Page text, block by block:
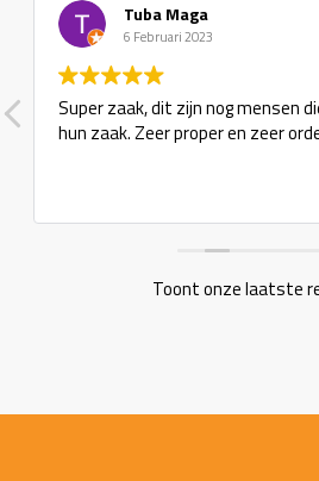
Tuba Maga
6 Februari 2023
Super zaak, dit zijn nog mensen
Toont onze laatste